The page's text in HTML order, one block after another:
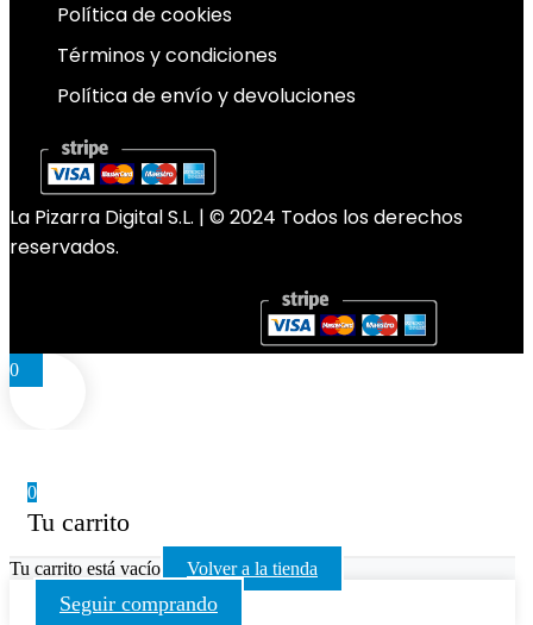
Política de cookies
Términos y condiciones
Política de envío y devoluciones
La Pizarra Digital S.L. | © 2024 Todos los derechos
reservados.
0
0
Tu carrito
Tu carrito está vacío Volver a la tienda
Seguir comprando